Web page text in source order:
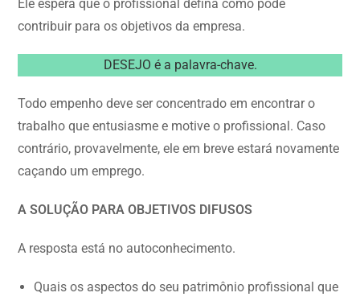
Ele espera que o profissional defina como pode
contribuir para os objetivos da empresa.
DESEJO é a palavra-chave.
Todo empenho deve ser concentrado em encontrar o
trabalho que entusiasme e motive o profissional. Caso
contrário, provavelmente, ele em breve estará novamente
caçando um emprego.
A SOLUÇÃO PARA OBJETIVOS DIFUSOS
A resposta está no autoconhecimento.
Quais os aspectos do seu patrimônio profissional que